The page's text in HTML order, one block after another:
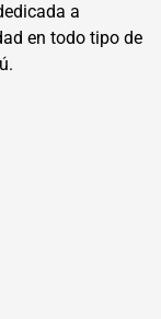
a
en todo tipo de